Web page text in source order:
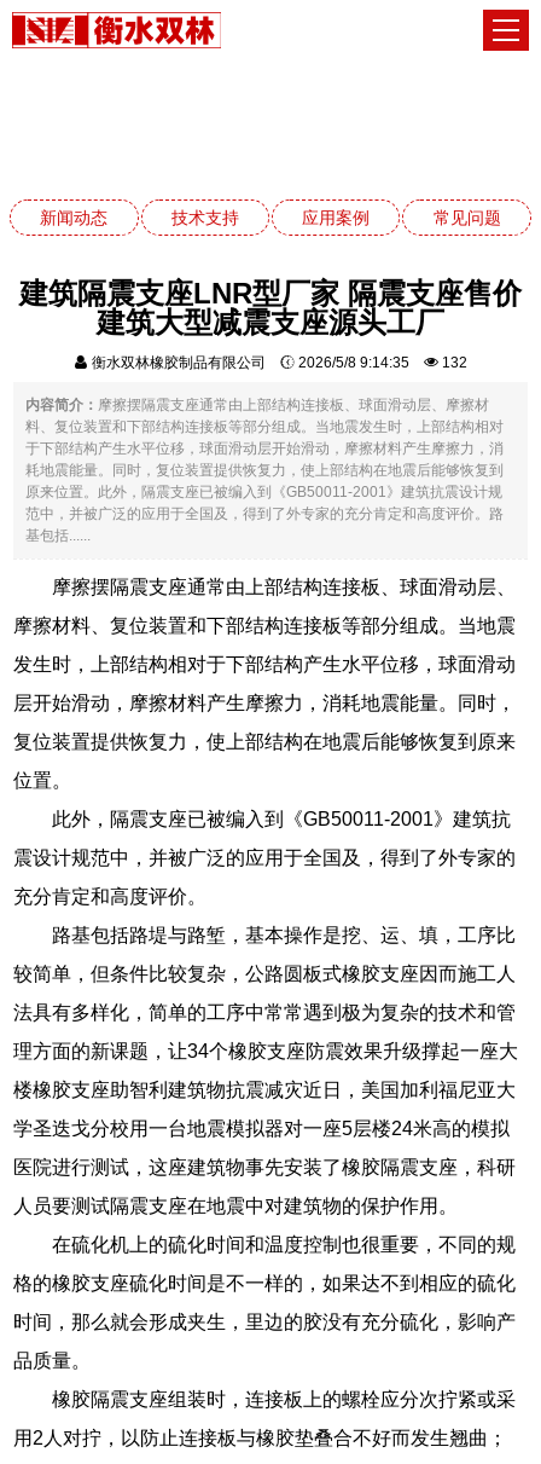
新闻动态 技术支持 应用案例 常见问题
建筑隔震支座LNR型厂家 隔震支座售价
建筑大型减震支座源头工厂
衡水双林橡胶制品有限公司 2026/5/8 9:14:35 132
内容简介： 摩擦摆隔震支座通常由上部结构连接板、球面滑动层、摩擦材
料、复位装置和下部结构连接板等部分组成。当地震发生时，上部结构相对
于下部结构产生水平位移，球面滑动层开始滑动，摩擦材料产生摩擦力，消
耗地震能量。同时，复位装置提供恢复力，使上部结构在地震后能够恢复到
原来位置。此外，隔震支座已被编入到《GB50011-2001》建筑抗震设计规
范中，并被广泛的应用于全国及，得到了外专家的充分肯定和高度评价。路
基包括......
摩擦摆隔震支座通常由上部结构连接板、球面滑动层、
摩擦材料、复位装置和下部结构连接板等部分组成。当地震
发生时，上部结构相对于下部结构产生水平位移，球面滑动
层开始滑动，摩擦材料产生摩擦力，消耗地震能量。同时，
复位装置提供恢复力，使上部结构在地震后能够恢复到原来
位置。
此外，隔震支座已被编入到《GB50011-2001》建筑抗
震设计规范中，并被广泛的应用于全国及，得到了外专家的
充分肯定和高度评价。
路基包括路堤与路堑，基本操作是挖、运、填，工序比
较简单，但条件比较复杂，公路圆板式橡胶支座因而施工人
法具有多样化，简单的工序中常常遇到极为复杂的技术和管
理方面的新课题，让34个橡胶支座防震效果升级撑起一座大
楼橡胶支座助智利建筑物抗震减灾近日，美国加利福尼亚大
学圣迭戈分校用一台地震模拟器对一座5层楼24米高的模拟
医院进行测试，这座建筑物事先安装了橡胶隔震支座，科研
人员要测试隔震支座在地震中对建筑物的保护作用。
在硫化机上的硫化时间和温度控制也很重要，不同的规
格的橡胶支座硫化时间是不一样的，如果达不到相应的硫化
时间，那么就会形成夹生，里边的胶没有充分硫化，影响产
品质量。
橡胶隔震支座组装时，连接板上的螺栓应分次拧紧或采
用2人对拧，以防止连接板与橡胶垫叠合不好而发生翘曲；